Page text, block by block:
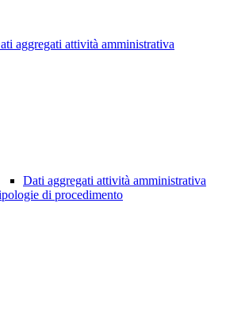
aggregati attività amministrativa
Dati aggregati attività amministrativa
di procedimento